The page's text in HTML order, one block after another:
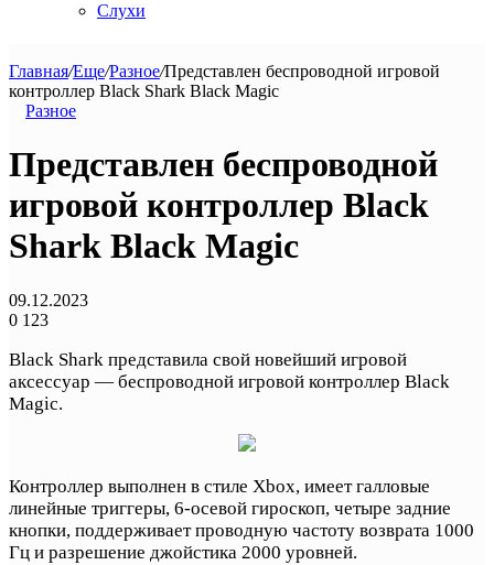
Слухи
Главная/Еще/Разное/Представлен беспроводной игровой
контроллер Black Shark Black Magic
Разное
Представлен беспроводной
игровой контроллер Black
Shark Black Magic
09.12.2023
0 123
Black Shark представила свой новейший игровой
аксессуар — беспроводной игровой контроллер Black
Magic.
Контроллер выполнен в стиле Xbox, имеет галловые
линейные триггеры, 6-осевой гироскоп, четыре задние
кнопки, поддерживает проводную частоту возврата 1000
Гц и разрешение джойстика 2000 уровней.